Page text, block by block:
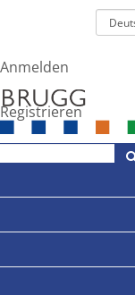
Anmelden
Registrieren